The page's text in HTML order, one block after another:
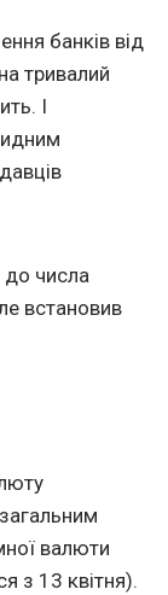
банків від
тривалий
І
до числа
встановив
валюти
з 13 квітня).